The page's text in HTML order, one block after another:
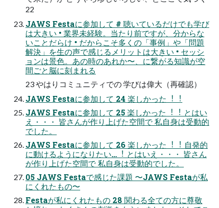
22
JAWS Festaに参加して # 聴いているだけでも学び
は⼤きい • 業界未経験。当たり前ですが、分からな
いことだらけ • だからこそ多くの「事例」や「問題
解決」を⽣の声で感じるメリットは⼤きい • セッシ
ョンは景⾊。あの時のあれか〜、に繋がる知識が空
間ごと脳に刻まれる
23 やはりコミュニティでの 学びは偉⼤（再確認）
JAWS Festaに参加して 24 楽しかった︕︕
JAWS Festaに参加して 25 楽しかった︕︕ とはい
え・・・ 皆さんが作り上げた空間で 私⾃⾝は受動的
でした。
JAWS Festaに参加して 26 楽しかった︕︕ ⾃発的
に動けるようになりたい…︕ とはいえ・・・ 皆さん
が作り上げた空間で 私⾃⾝は受動的でした。
05 JAWS Festaで感じた課題 〜JAWS Festaが私
にくれたもの〜
Festaが私にくれたもの 28 関わる全ての⽅に尊敬